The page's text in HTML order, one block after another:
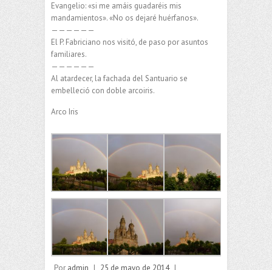
Evangelio: «si me amáis guadaréis mis
mandamientos». «No os dejaré huérfanos».
——————
El P. Fabriciano nos visitó, de paso por asuntos
familiares.
——————
Al atardecer, la fachada del Santuario se
embelleció con doble arcoiris.
Arco Iris
Por admin | 25 de mayo de 2014 |